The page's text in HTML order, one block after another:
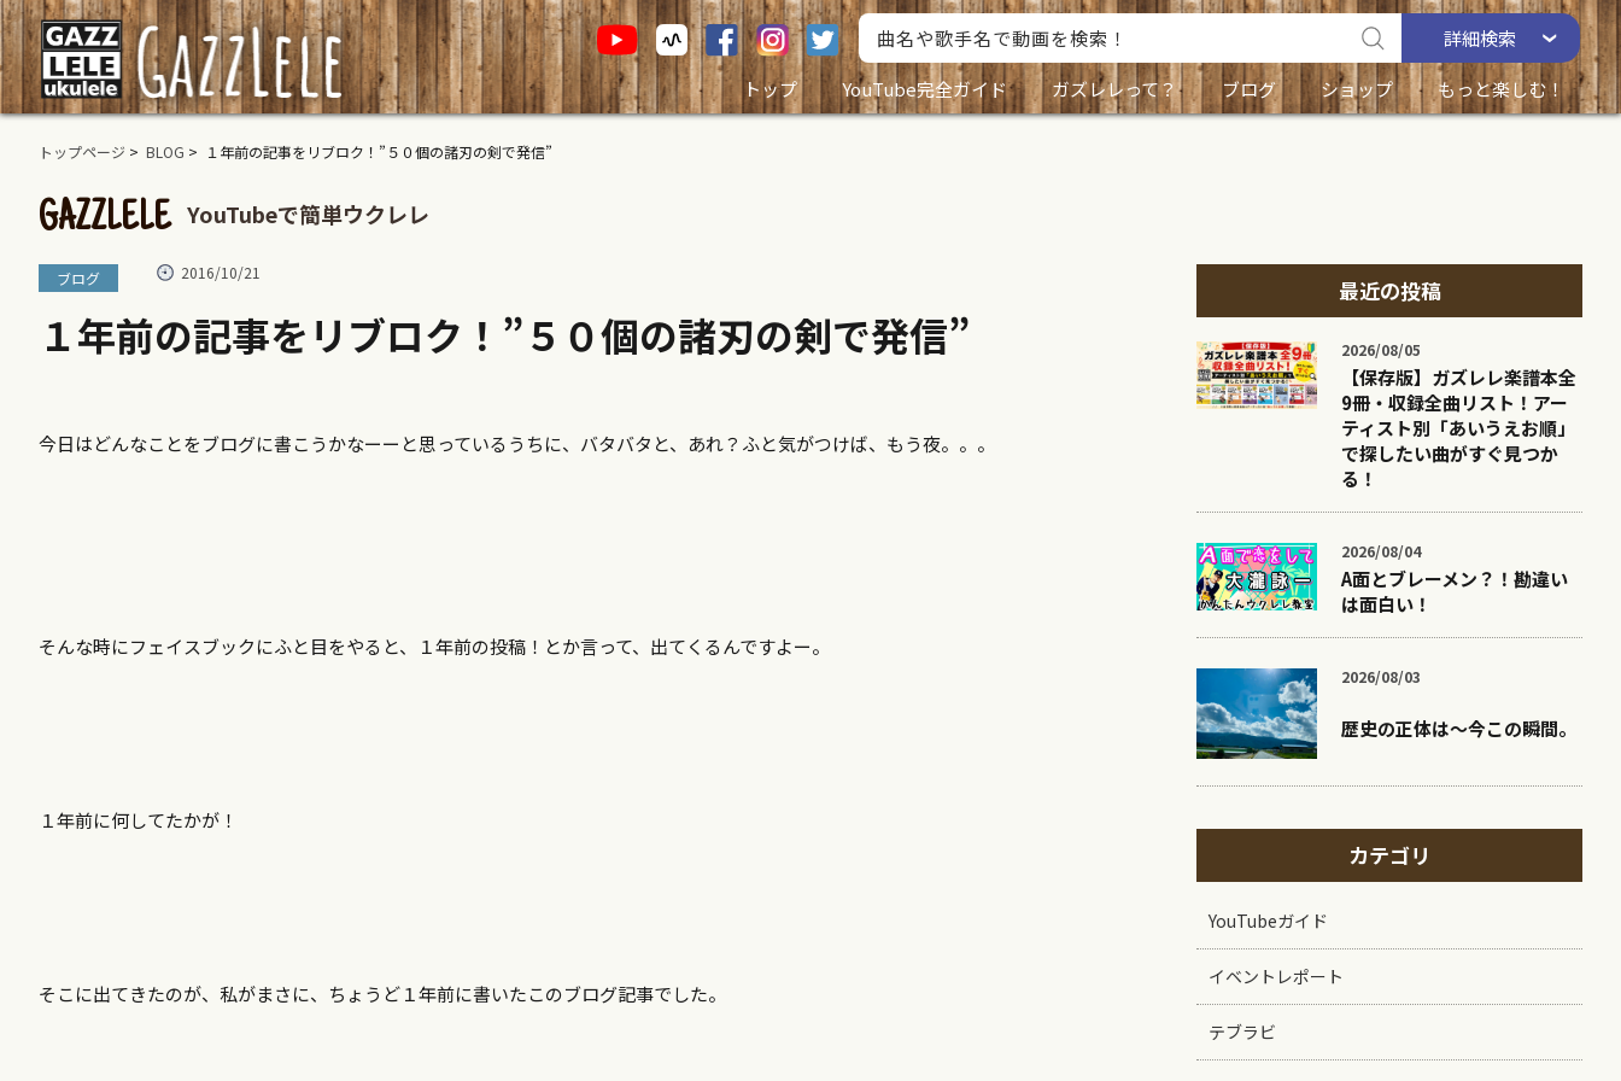
詳細検索
トップ
YouTube完全ガイド ガズレレって？ ブログ ショップ もっと楽しむ！
トップページ > BLOG > １年前の記事をリブロク！”５０個の諸刃の剣で発信”
GAZZLELE YouTubeで簡単ウクレレ
ブログ 2016/10/21
１年前の記事をリブロク！”５０個の諸刃の剣で発信”
今日はどんなことをブログに書こうかなーーと思っているうちに、バタバタと、あれ？ふと気がつけば、もう夜。。。
そんな時にフェイスブックにふと目をやると、１年前の投稿！とか言って、出てくるんですよー。
１年前に何してたかが！
そこに出てきたのが、私がまさに、ちょうど１年前に書いたこのブログ記事でした。
最近の投稿
2026/08/05
【保存版】ガズレレ楽譜本全
9冊・収録全曲リスト！アー
ティスト別「あいうえお順」
で探したい曲がすぐ見つか
る！
2026/08/04
A面とブレーメン？！勘違い
は面白い！
2026/08/03
歴史の正体は〜今この瞬間。
カテゴリ
YouTubeガイド
イベントレポート
テブラビ